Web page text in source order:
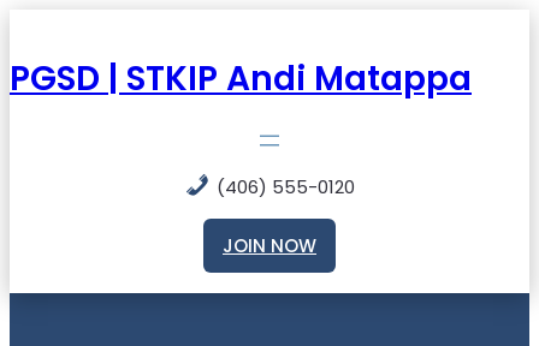
PGSD | STKIP Andi Matappa
(406) 555-0120
JOIN NOW